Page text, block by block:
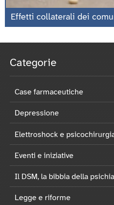
Effetti collaterali dei
Categorie
Case farmaceutiche
Depressione
Elettroshock e
Eventi e iniziative
Il DSM, la bibbia della
Legge e riforme